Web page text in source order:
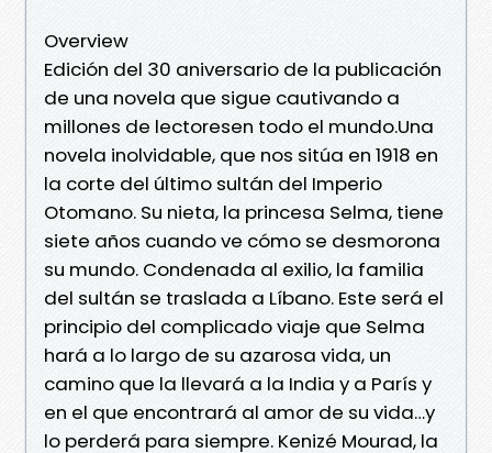
Overview
Edición del 30 aniversario de la publicación
de una novela que sigue cautivando a
millones de lectoresen todo el mundo.Una
novela inolvidable, que nos sitúa en 1918 en
la corte del último sultán del Imperio
Otomano. Su nieta, la princesa Selma, tiene
siete años cuando ve cómo se desmorona
su mundo. Condenada al exilio, la familia
del sultán se traslada a Líbano. Este será el
principio del complicado viaje que Selma
hará a lo largo de su azarosa vida, un
camino que la llevará a la India y a París y
en el que encontrará al amor de su vida…y
lo perderá para siempre. Kenizé Mourad, la